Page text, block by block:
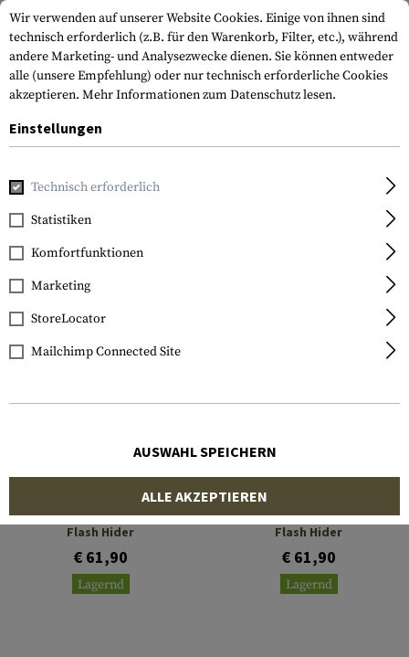
Home Waffenzubehör
FILTER
NEU
STRIKE INDUSTRIES
XLogic AR Widow 3-Prong
Flash Hider
€ 61,90
Lagernd
STRIKE INDUSTRIES
XLogic AK Widow 3 Prong
Flash Hider
€ 61,90
Lagernd
Wir verwenden auf unserer Website Cookies. Einige von ihnen sind
technisch erforderlich (z.B. für den Warenkorb, Filter, etc.), während
andere Marketing- und Analysezwecke dienen. Sie können entweder
alle (unsere Empfehlung) oder nur technisch erforderliche Cookies
akzeptieren. Mehr Informationen zum Datenschutz lesen.
Einstellungen
Technisch erforderlich
Statistiken
Komfortfunktionen
Marketing
StoreLocator
Mailchimp Connected Site
AUSWAHL SPEICHERN
ALLE AKZEPTIEREN